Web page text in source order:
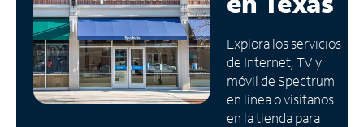
Administrar
cuenta
Encuentra
una
tienda
Explora los servicios
de Internet, TV y
móvil de Spectrum
en línea o visítanos
en la tienda para